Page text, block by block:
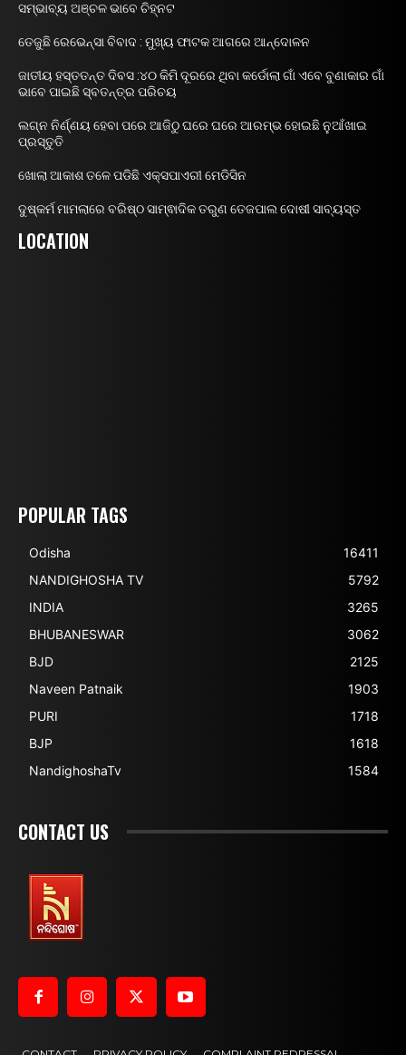
ସମ୍ଭାବ୍ୟ ଅଞ୍ଚଳ ଭାବେ ଚିହ୍ନଟ
ତେଜୁଛି ରେଭେନ୍ସା ବିବାଦ : ମୁଖ୍ୟ ଫାଟକ ଆଗରେ ଆନ୍ଦୋଳନ
ଜାତୀୟ ହସ୍ତତନ୍ତ ଦିବସ :୪୦ କିମି ଦୂରରେ ଥିବା କର୍ଡୋଲା ଗାଁ ଏବେ ବୁଣାକାର ଗାଁ
ଭାବେ ପାଇଛି ସ୍ବତନ୍ତ୍ର ପରିଚୟ
ଲଗ୍ନ ନିର୍ଣ୍ଣୟ ହେବା ପରେ ଆଜିଠୁ ଘରେ ଘରେ ଆରମ୍ଭ ହୋଇଛି ନୁଆଁଖାଇ
ପ୍ରସ୍ତୁତି
ଖୋଲା ଆକାଶ ତଳେ ପଡିଛି ଏକ୍ସପାଏରୀ ମେଡିସିନ
ଦୁଷ୍କର୍ମ ମାମଲାରେ ବରିଷ୍ଠ ସାମ୍ଵାଦିକ ତରୁଣ ତେଜପାଲ ଦୋଷୀ ସାବ୍ୟସ୍ତ
LOCATION
POPULAR TAGS
Odisha
16411
NANDIGHOSHA TV
5792
INDIA
3265
BHUBANESWAR
3062
BJD
2125
Naveen Patnaik
1903
PURI
1718
BJP
1618
NandighoshaTv
1584
CONTACT US